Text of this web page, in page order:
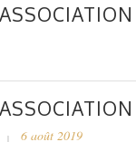
6 août 2019